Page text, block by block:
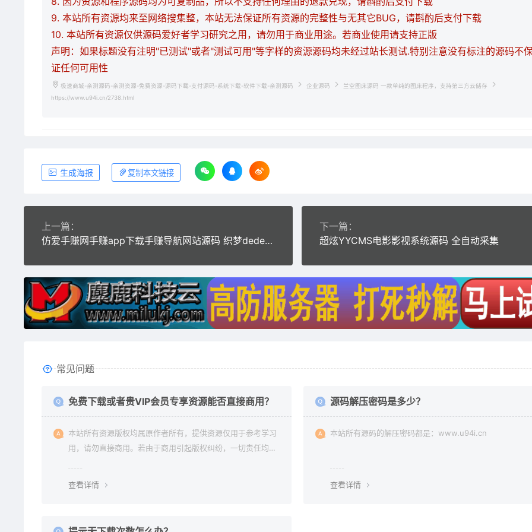
9. 本站所有资源均来至网络搜集整，本站无法保证所有资源的完整性与无其它BUG，请斟酌后支付下载
10. 本站所有资源仅供源码爱好者学习研究之用，请勿用于商业用途。若商业使用请支持正版
声明：如果标题没有注明"已测试"或者"测试可用"等字样的资源源码均未经过站长测试.特别注意没有标注的源码不
证任何可用性
极速商城-亲测源码-亲测资源-免费资源-源码下载-支付源码-系统下载-软件下载-亲测源码 企业源码
兰空图床源码 一款单纯的图床程序，支持第三方云储存
https://www.u94i.cn/2738.html
生成海报 复制本文链接
上一篇：
仿爱手赚网手赚app下载手赚导航网站源码 织梦dedecms模板
下一篇：
超炫YYCMS电影影视系统源码 全自动采集
常见问题
免费下载或者贵VIP会员专享资源能否直接商用？
本站所有资源版权均属原作者所有，提供资源仅用于参考学习
用，请勿直接商用。若由于商用引起版权纠纷，一切责任均由
查看详情
源码解压密码是多少？
本站所有源码的解压密码都是：www.u94i.cn
查看详情